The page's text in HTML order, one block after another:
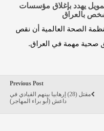
يهدد بإغلاق مؤسسات
بالعراق
الصحة العالمية أن نقص
صحية مهمة في العراق.
Previous Post
مقتل (28) إرهابيا بينهم القيادي في
داعش (أبو براء المهاجر)